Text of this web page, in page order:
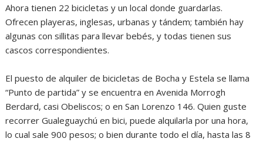
Ahora tienen 22 bicicletas y un local donde guardarlas.
Ofrecen playeras, inglesas, urbanas y tándem; también hay
algunas con sillitas para llevar bebés, y todas tienen sus
cascos correspondientes.
El puesto de alquiler de bicicletas de Bocha y Estela se llama
“Punto de partida” y se encuentra en Avenida Morrogh
Berdard, casi Obeliscos; o en San Lorenzo 146. Quien guste
recorrer Gualeguaychú en bici, puede alquilarla por una hora,
lo cual sale 900 pesos; o bien durante todo el día, hasta las 8